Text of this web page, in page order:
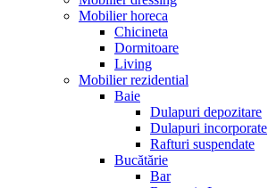
Mobilier horeca
Chicineta
Dormitoare
Living
Mobilier rezidential
Baie
Dulapuri depozitare
Dulapuri incorporate
Rafturi suspendate
Bucătărie
Bar